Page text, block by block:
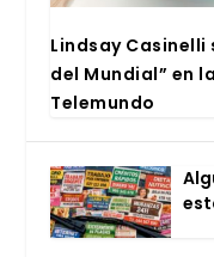
Lind­say Casi­ne­lli
del Mun­dial” en
Tele­mun­do